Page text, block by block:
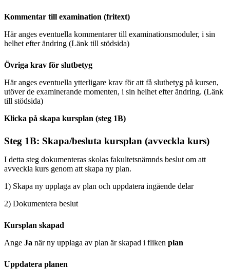
Kommentar till examination (fritext)
Här anges eventuella kommentarer till examinationsmoduler, i sin
helhet efter ändring (Länk till stödsida)
Övriga krav för slutbetyg
Här anges eventuella ytterligare krav för att få slutbetyg på kursen,
utöver de examinerande momenten, i sin helhet efter ändring. (Länk
till stödsida)
Klicka på skapa kursplan (steg 1B)
Steg 1B: Skapa/besluta kursplan (avveckla kurs)
I detta steg dokumenteras skolas fakultetsnämnds beslut om att
avveckla kurs genom att skapa ny plan.
1) Skapa ny upplaga av plan och uppdatera ingående delar
2) Dokumentera beslut
Kursplan skapad
Ange Ja när ny upplaga av plan är skapad i fliken plan
Uppdatera planen